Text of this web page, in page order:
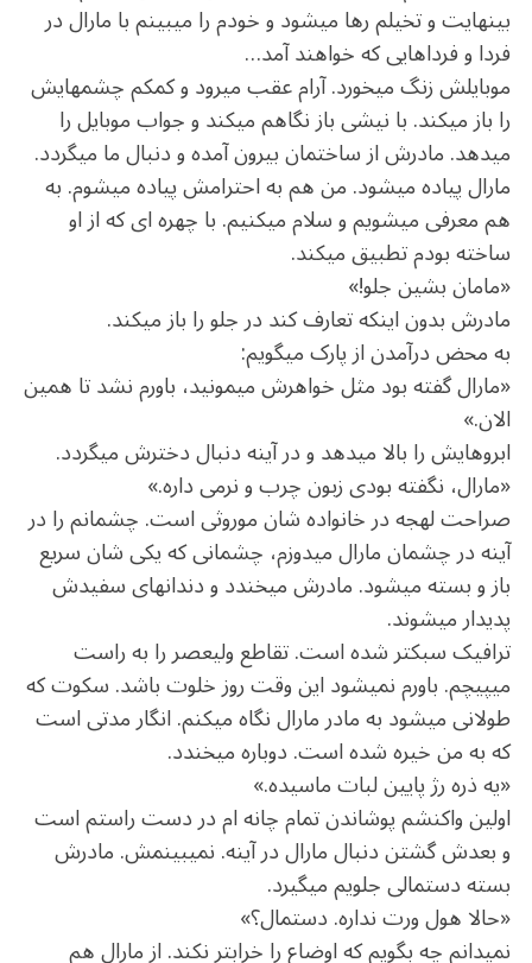
بینهایت و تخیلم رها می‏شود و خودم را می‏بینم با مارال در
فردا و فرداهایی که خواهند آمد…
موبایلش زنگ می‏خورد. آرام عقب می‏رود و کم‏کم چشم‏هایش
را باز می‏کند. با نیشی باز نگاهم می‏کند و جواب موبایل را
می‏دهد. مادرش از ساختمان بیرون آمده و دنبال ما می‏گردد.
مارال پیاده می‏شود. من هم به احترامش پیاده می‏شوم. به
هم معرفی می‏شویم و سلام می‏کنیم. با چهره ‏ای که از او
ساخته بودم تطبیق می‏کند.
«مامان بشین جلو!»
مادرش بدون این‏که تعارف کند در جلو را باز می‏کند.
به محض درآمدن از پارک می‏گویم:
«مارال گفته بود مثل خواهرش می‏مونید، باورم نشد تا همین
الان.»
ابروهایش را بالا می‏دهد و در آینه دنبال دخترش می‏گردد.
«مارال، نگفته بودی زبون چرب و نرمی داره.»
صراحت ‏لهجه در خانواده ‏شان موروثی است. چشمانم را در
آینه در چشمان مارال می‏دوزم، چشمانی که یکی‏ شان سریع
باز و بسته می‏شود. مادرش می‏خندد و دندان‏های سفیدش
پدیدار می‏شوند.
ترافیک سبک‏تر شده است. تقاطع ولیعصر را به راست
می‏پیچم. باورم نمی‏شود این وقت روز خلوت باشد. سکوت که
طولانی می‏شود به مادر مارال نگاه می‏کنم. انگار مدتی‏ است
که به من خیره شده است. دوباره می‏خندد.
«یه ذره رژ پایین لب‏ات ماسیده.»
اولین واکنشم پوشاندن تمام چانه‏ ام در دست راستم است
و بعدش گشتن دنبال مارال در آینه. نمی‏بینمش. مادرش
بسته دستمالی جلویم می‏گیرد.
«حالا هول ورت نداره. دستمال؟»
نمی‏دانم چه بگویم که اوضاع را خراب‏تر نکند. از مارال هم